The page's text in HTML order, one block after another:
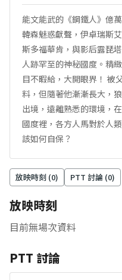
能文能武的《鋼鐵人》億
韓森魅惑獻聲，伊卓瑞斯
斯多福華肯，與影后露琵
人跡罕至的神秘國度。精
目不暇給，大開眼界！ 被
料，但隨著他漸漸長大，
出境，遠離熟悉的環境，
國度裡，各方人馬對於人
該如何自保？
放映時刻 (0) PTT 討論 (0)
放映時刻
目前無場次資料
PTT 討論